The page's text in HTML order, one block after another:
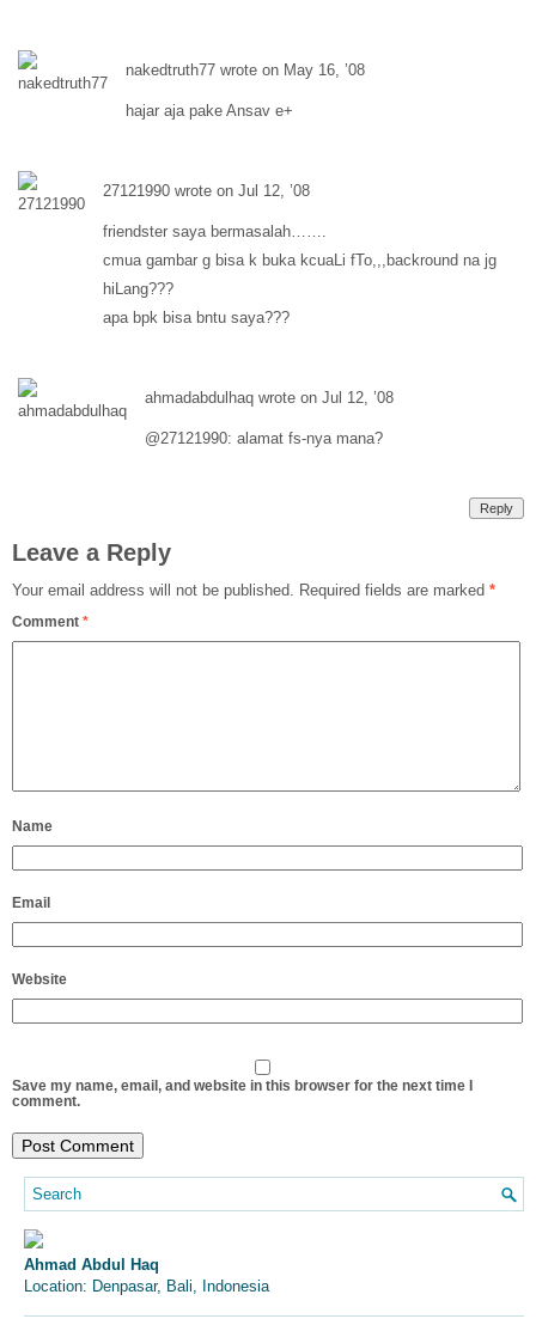
nakedtruth77 wrote on May 16, ’08
hajar aja pake Ansav e+
27121990 wrote on Jul 12, ’08
friendster saya bermasalah…….
cmua gambar g bisa k buka kcuaLi fTo,,,backround na jg
hiLang???
apa bpk bisa bntu saya???
ahmadabdulhaq wrote on Jul 12, ’08
@27121990: alamat fs-nya mana?
Reply
Leave a Reply
Your email address will not be published. Required fields are marked *
Comment *
Name
Email
Website
Save my name, email, and website in this browser for the next time I
comment.
Ahmad Abdul Haq
Location: Denpasar, Bali, Indonesia